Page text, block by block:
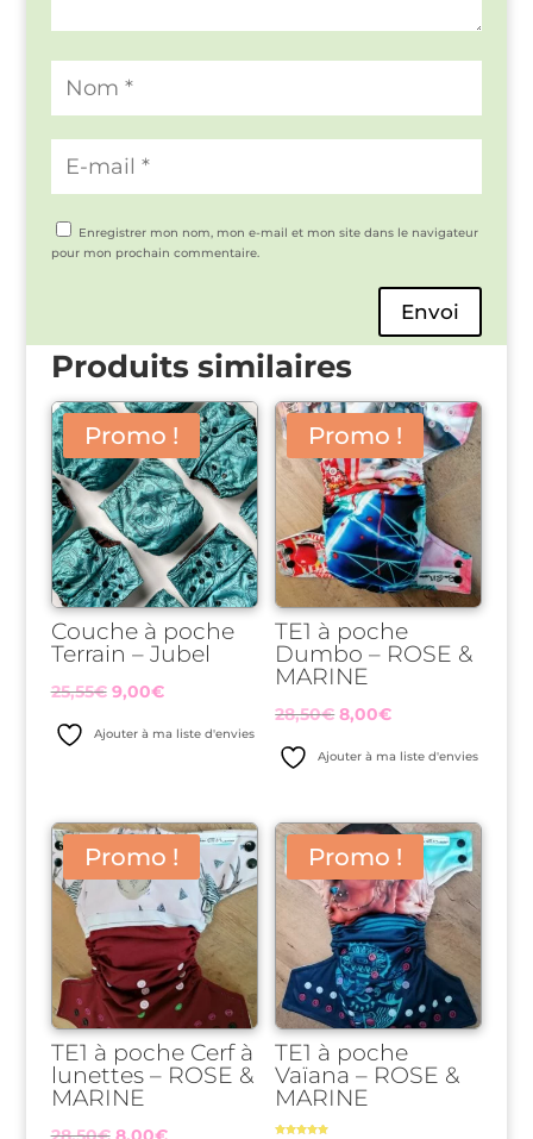
Enregistrer mon nom, mon e-mail et mon site dans le navigateur
pour mon prochain commentaire.
Envoi
Produits similaires
Promo !
Couche à poche
Terrain – Jubel
25,55€ Le
9,00€Le
Ajouter à ma liste d'envies
Promo !
TE1 à poche
Dumbo – ROSE &
MARINE
28,50€ Le
28,50€.
8,00€Le
8,00€.
Ajouter à ma liste d'envies
Promo !
TE1 à poche Cerf à
lunettes – ROSE &
MARINE
Le
Le
Promo !
TE1 à poche
Vaïana – ROSE &
MARINE